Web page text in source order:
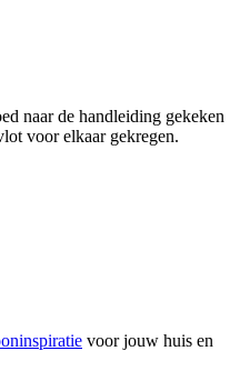
naar de handleiding gekeken
voor elkaar gekregen.
voor jouw huis en